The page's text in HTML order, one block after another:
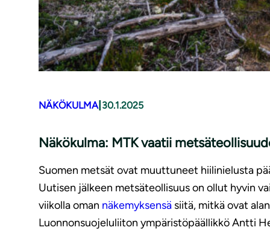
NÄKÖKULMA| 30.1.2025
Näkökulma: MTK vaatii
Suomen metsät ovat muuttuneet hiilinielusta
Uutisen jälkeen metsäteollisuus on ollut hyvin
viikolla oman näkemyksensä siitä, mitkä ovat
Luonnonsuojeluliiton ympäristöpäällikkö Antti